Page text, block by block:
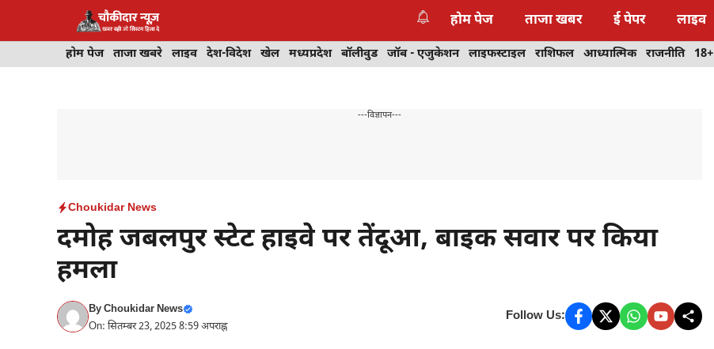
होम पेज ताजा खबर ई पेपर लाइव
होम पेज ताजा खबरे लाइव देश-विदेश खेल मध्यप्रदेश बॉलीवुड जॉब - एजुकेशन लाइफस्टाइल राशिफल आध्यात्मिक राजनीति 18+
---विज्ञापन---
Choukidar News
दमोह जबलपुर स्टेट हाइवे पर तेंदूआ, बाइक सवार पर किया
हमला
ByChoukidar News
On: सितम्बर 23, 2025 8:59 अपराह्न
Follow Us: